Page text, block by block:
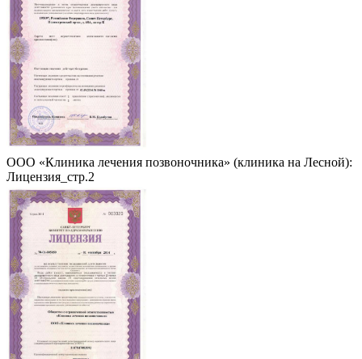
ООО «Клиника лечения позвоночника» (клиника на Лесной):
Лицензия_стр.2